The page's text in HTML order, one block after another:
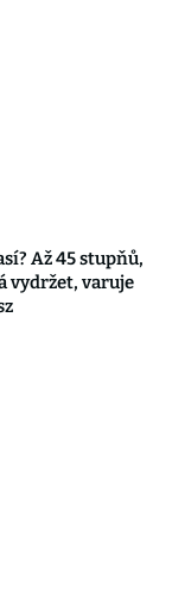
Až 45 stupňů,
vydržet, varuje